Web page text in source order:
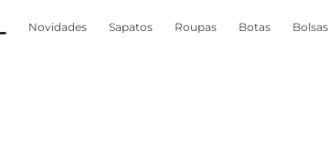
Novidades Sapatos Roupas Botas Bolsas